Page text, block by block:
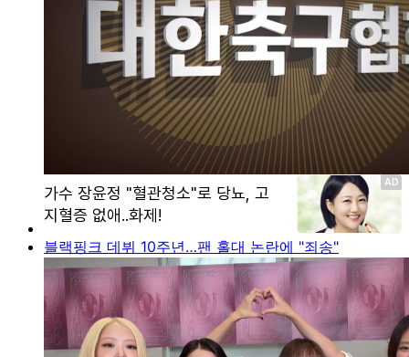
블랙핑크 데뷔 10주년…팬 홀대 논란에 "죄송"